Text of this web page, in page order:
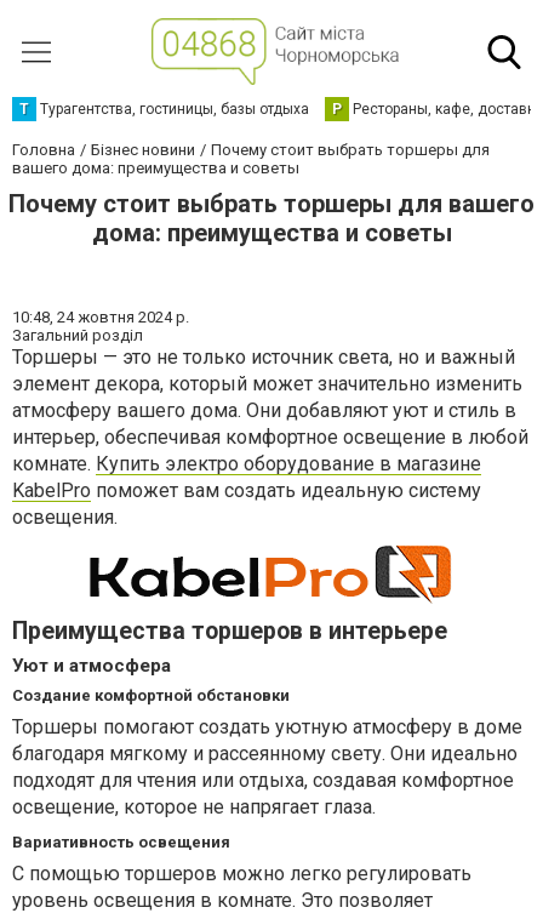
Т Турагентства, гостиницы, базы отдыха Р Рестораны, кафе,
Головна Бізнес новини
Почему стоит выбрать торшеры для
вашего дома: преимущества и советы
Почему стоит выбрать торшеры для вашего
дома: преимущества и советы
10:48, 24 жовтня 2024 р.
Загальний розділ
Торшеры — это не только источник света, но и важный
элемент декора, который может значительно изменить
атмосферу вашего дома. Они добавляют уют и стиль в
интерьер, обеспечивая комфортное освещение в любой
комнате. Купить электро оборудование в магазине
KabelPro поможет вам создать идеальную систему
освещения.
Преимущества торшеров в интерьере
Уют и атмосфера
Создание комфортной обстановки
Торшеры помогают создать уютную атмосферу в доме
благодаря мягкому и рассеянному свету. Они идеально
подходят для чтения или отдыха, создавая комфортное
освещение, которое не напрягает глаза.
Вариативность освещения
С помощью торшеров можно легко регулировать
уровень освещения в комнате. Это позволяет